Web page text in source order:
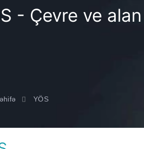
- Çevre ve
YÖS